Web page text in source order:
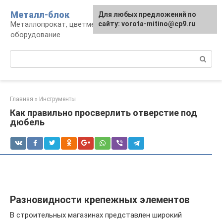
контенту
Металл-блок
Металлопрокат, цветмет, обработка и
оборудование
Главная » Инструменты
Как правильно просверлить отверстие под
дюбель
Разновидности крепежных элементов
В строительных магазинах представлен широкий
Для любых предложений по
сайту: vorota-mitino@cp9.ru